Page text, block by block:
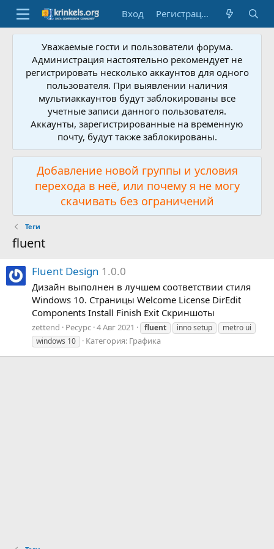
Вход Регистрация
Уважаемые гости и пользователи форума.
Администрация настоятельно рекомендует не
регистрировать несколько аккаунтов для одного
пользователя. При выявлении наличия
мультиаккаунтов будут заблокированы все
учетные записи данного пользователя.
Аккаунты, зарегистрированные на временную
почту, будут также заблокированы.
Добавление новой группы и условия
перехода в неё, или почему я не могу
скачивать без ограничений
Теги
fluent
Fluent Design 1.0.0
Дизайн выполнен в лучшем соответствии стиля
Windows 10. Страницы Welcome License DirEdit
Components Install Finish Exit Скриншоты
zettend Ресурс 4 Авг 2021 fluent inno setup
metro ui
windows 10
Категория: Графика